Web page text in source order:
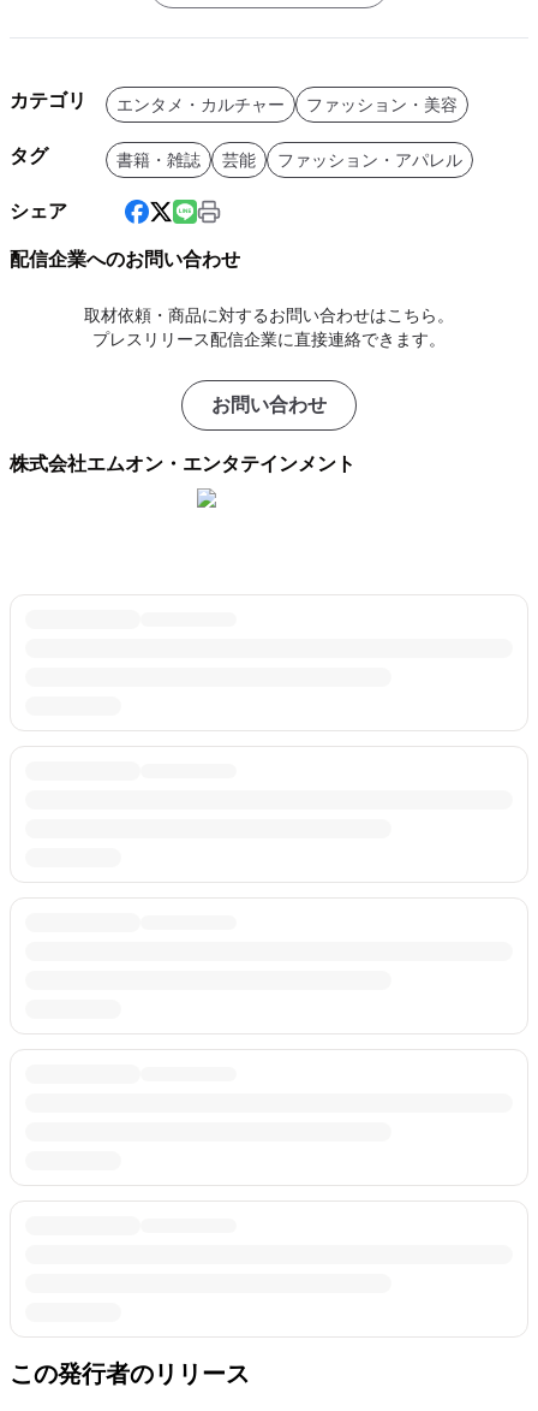
カテゴリ エンタメ・カルチャー ファッション・美容
タグ 書籍・雑誌 芸能 ファッション・アパレル
シェア
配信企業へのお問い合わせ
取材依頼・商品に対するお問い合わせはこちら。
プレスリリース配信企業に直接連絡できます。
お問い合わせ
株式会社エムオン・エンタテインメント
この発行者のリリース